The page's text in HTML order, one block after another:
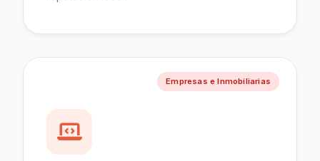
Empresas e Inmobiliarias